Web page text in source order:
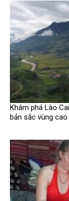
Khám phá Lào
bản sắc vùng cao